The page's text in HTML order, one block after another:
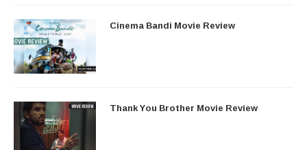
Cinema Bandi Movie Review
Thank You Brother Movie Review